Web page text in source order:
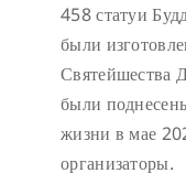
458 статуи
были
Святейшества
были
жизни в мае
организаторы.